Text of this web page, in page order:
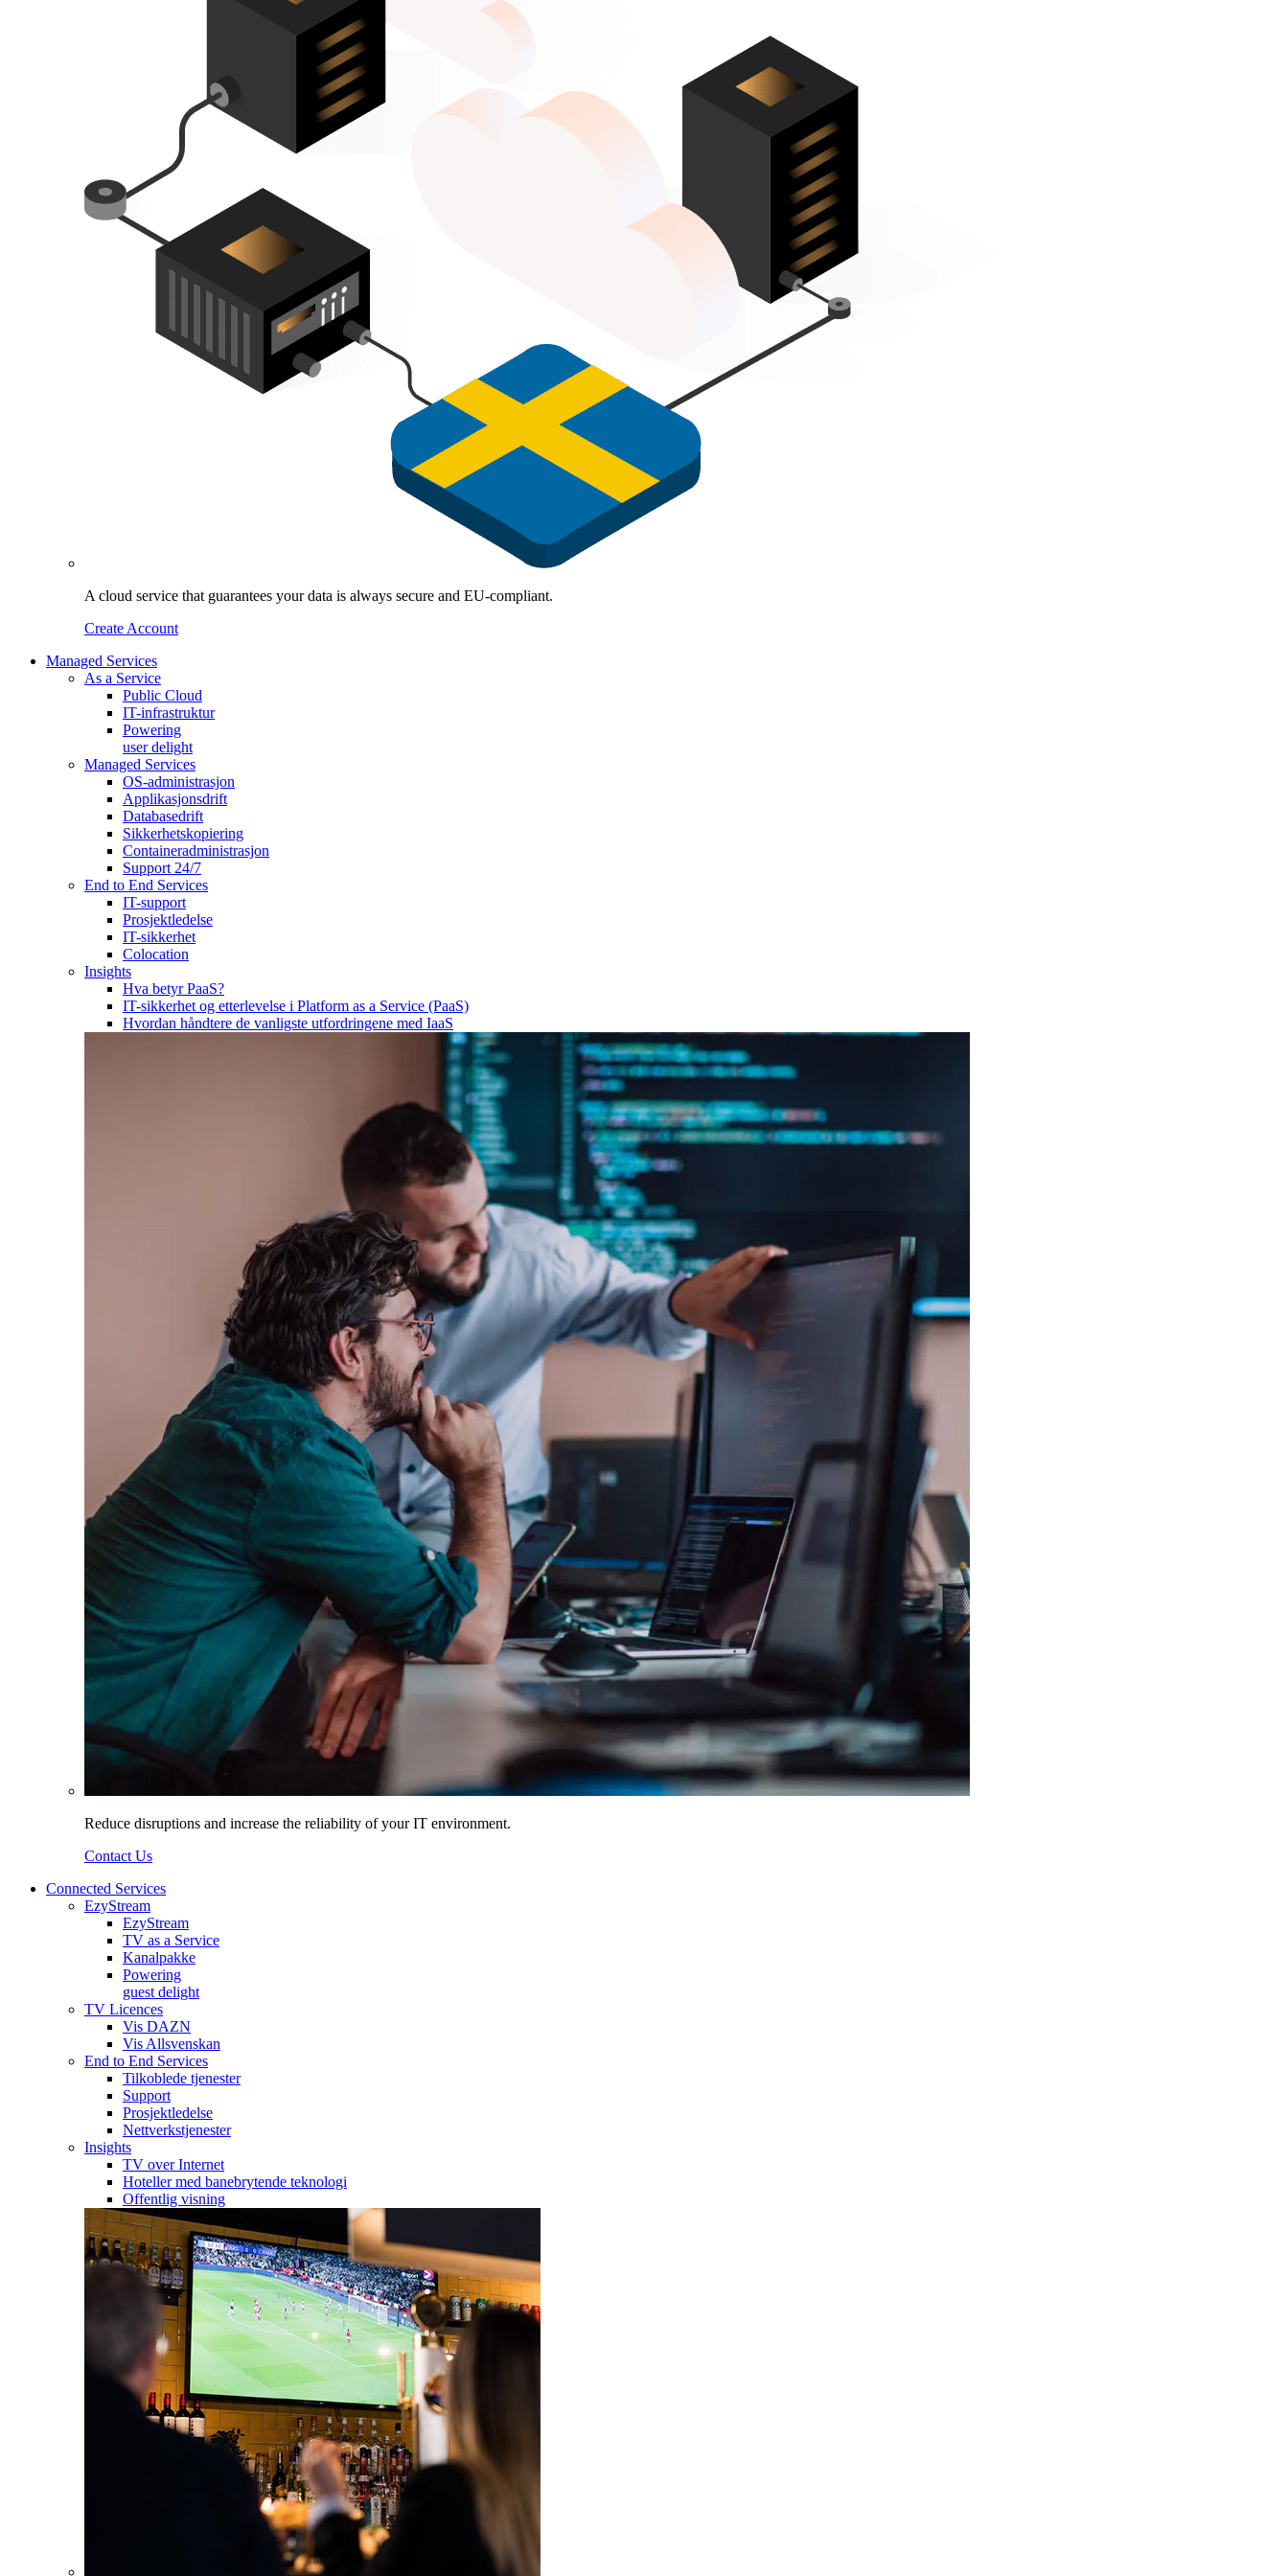
A cloud service that guarantees your data is always secure and EU-compliant.
Create Account
Managed Services
As a Service
Public Cloud
IT-infrastruktur
Powering
user delight
Managed Services
OS‑administrasjon
Applikasjonsdrift
Databasedrift
Sikkerhetskopiering
Containeradministrasjon
Support 24/7
End to End Services
IT-support
Prosjektledelse
IT-sikkerhet
Colocation
Insights
Hva betyr PaaS?
IT-sikkerhet og etterlevelse i Platform as a Service (PaaS)
Hvordan håndtere de vanligste utfordringene med IaaS
Reduce disruptions and increase the reliability of your IT environment.
Contact Us
Connected Services
EzyStream
EzyStream
TV as a Service
Kanalpakke
Powering
guest delight
TV Licences
Vis DAZN
Vis Allsvenskan
End to End Services
Tilkoblede tjenester
Support
Prosjektledelse
Nettverkstjenester
Insights
TV over Internet
Hoteller med banebrytende teknologi
Offentlig visning